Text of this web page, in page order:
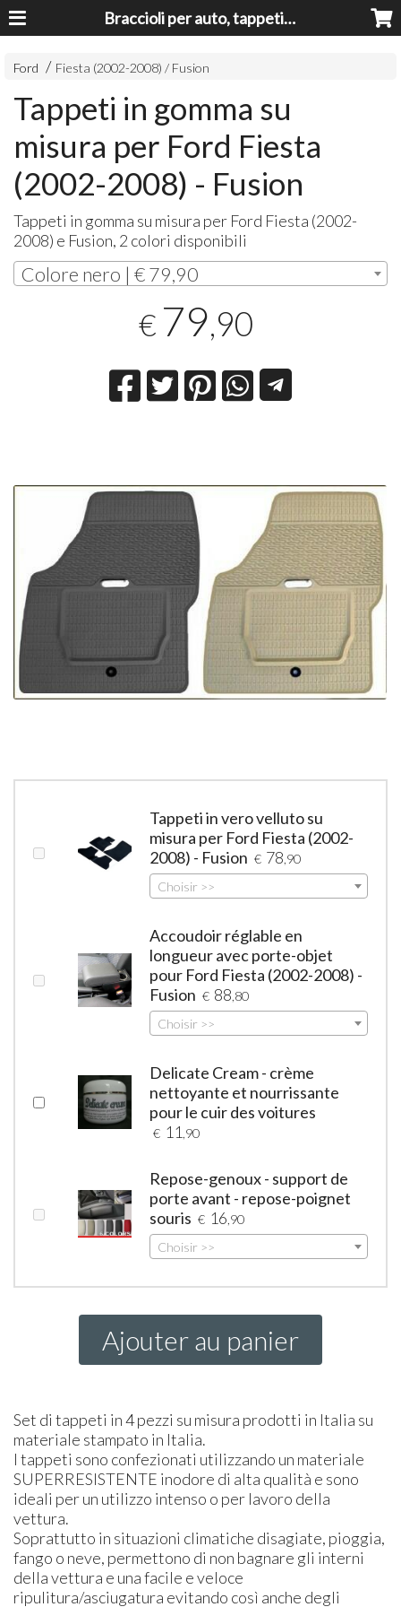
Braccioli per auto, tappeti auto, accessori auto MADE IN ITALY - Armrests, Mittelarmlehnen, Accoundoirs
Ford Fiesta (2002-2008) / Fusion
Tappeti in gomma su
misura per Ford Fiesta
(2002-2008) - Fusion
Tappeti in gomma su misura per Ford Fiesta (2002-
2008) e Fusion, 2 colori disponibili
Colore nero | € 79,90
€ 79,90
Tappeti in vero velluto su
misura per Ford Fiesta (2002-
2008) - Fusion € 78 ,90
Choisir >>
Accoudoir réglable en
longueur avec porte-objet
pour Ford Fiesta (2002-2008) -
Fusion € 88 ,80
Choisir >>
Delicate Cream - crème
nettoyante et nourrissante
pour le cuir des voitures
€ 11 ,90
Repose-genoux - support de
porte avant - repose-poignet
souris € 16 ,90
Choisir >>
Ajouter au panier
Set di tappeti in 4 pezzi su misura prodotti in Italia su
materiale stampato in Italia.
I tappeti sono confezionati utilizzando un materiale
SUPERRESISTENTE inodore di alta qualità e sono
ideali per un utilizzo intenso o per lavoro della
vettura.
Soprattutto in situazioni climatiche disagiate, pioggia,
fango o neve, permettono di non bagnare gli interni
della vettura e una facile e veloce
ripulitura/asciugatura evitando così anche degli